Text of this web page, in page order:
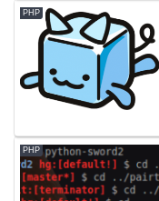
PHP
PHP